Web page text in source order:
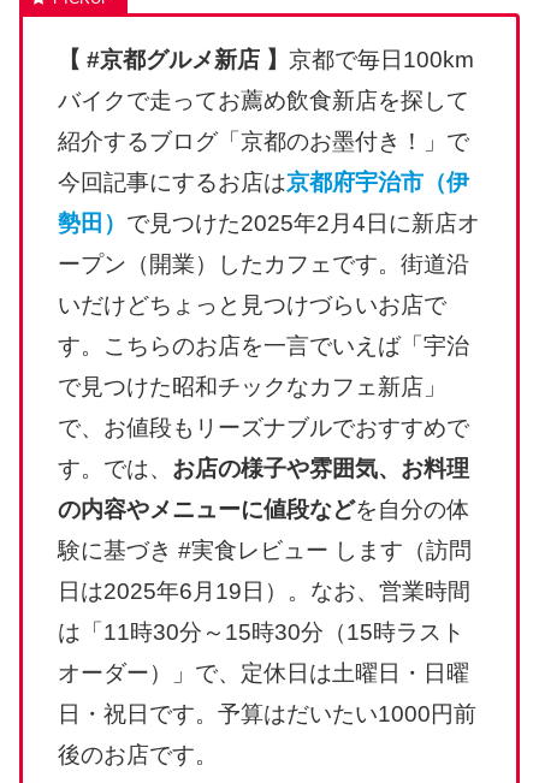
【 #京都グルメ新店 】 京都で毎日100km
バイクで走ってお薦め飲食新店を探して
紹介するブログ「京都のお墨付き！」で
今回記事にするお店は京都府宇治市（伊
勢田） で見つけた2025年2月4日に新店オ
ープン（開業）したカフェです。街道沿
いだけどちょっと見つけづらいお店で
す。こちらのお店を一言でいえば「宇治
で見つけた昭和チックなカフェ新店」
で、お値段もリーズナブルでおすすめで
す。では、 お店の様子や雰囲気、お料理
の内容やメニューに値段などを自分の体
験に基づき #実食レビュー します（訪問
日は2025年6月19日）。なお、営業時間
は「11時30分～15時30分（15時ラスト
オーダー）」で、定休日は土曜日・日曜
日・祝日です。予算はだいたい1000円前
後のお店です。